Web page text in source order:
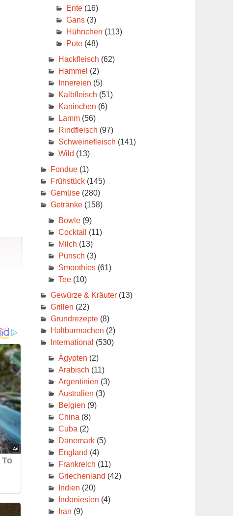
Ente(16)
Gans(3)
Hühnchen (113)
Pute(48)
Hackfleisch (62)
Hammel (2)
Innereien (5)
Kalbfleisch (51)
Kaninchen (6)
Lamm(56)
Rindfleisch (97)
Schweinefleisch (141)
Wild (13)
Fondue(1)
Frühstück(145)
Gemüse(280)
Getränke(158)
Bowle(9)
Cocktail (11)
Milch (13)
Punsch (3)
Smoothies(61)
Tee(10)
Gewürze & Kräuter(13)
Grillen (22)
Grundrezepte(8)
Haltbarmachen (2)
International (530)
Ägypten (2)
Arabisch (11)
Argentinien (3)
Australien (3)
Belgien (9)
China (8)
Cuba (2)
Dänemark(5)
England (4)
Frankreich (11)
Griechenland (42)
Indien (20)
Indoniesien (4)
Iran (9)